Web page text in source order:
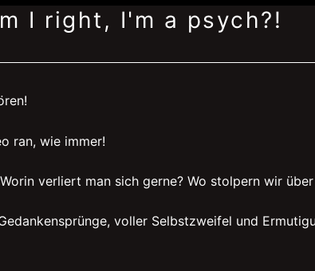
I right, I'm a psych?!
ran, wie immer!
verliert man sich gerne? Wo stolpern wir
voller Selbstzweifel und